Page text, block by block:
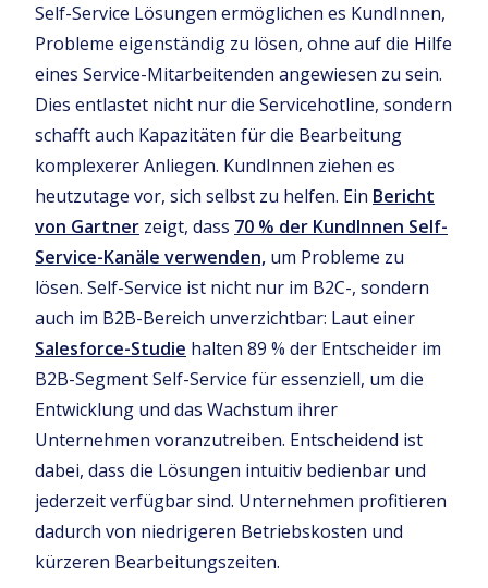
Self-Service Lösungen ermöglichen es KundInnen,
Probleme eigenständig zu lösen, ohne auf die Hilfe
eines Service-Mitarbeitenden angewiesen zu sein.
Dies entlastet nicht nur die Servicehotline, sondern
schafft auch Kapazitäten für die Bearbeitung
komplexerer Anliegen. KundInnen ziehen es
heutzutage vor, sich selbst zu helfen. Ein Bericht
von Gartner zeigt, dass 70 % der KundInnen Self-
Service-Kanäle verwenden, um Probleme zu
lösen. Self-Service ist nicht nur im B2C-, sondern
auch im B2B-Bereich unverzichtbar: Laut einer
Salesforce-Studie halten 89 % der Entscheider im
B2B-Segment Self-Service für essenziell, um die
Entwicklung und das Wachstum ihrer
Unternehmen voranzutreiben. Entscheidend ist
dabei, dass die Lösungen intuitiv bedienbar und
jederzeit verfügbar sind. Unternehmen profitieren
dadurch von niedrigeren Betriebskosten und
kürzeren Bearbeitungszeiten.